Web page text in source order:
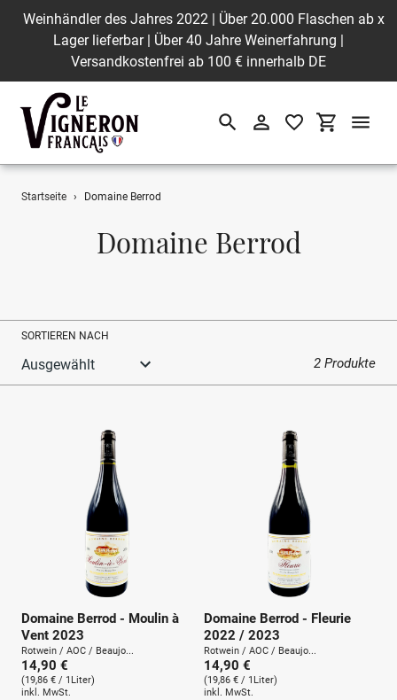
Direkt
Weinhändler des Jahres 2022 | Über 20.000 Flaschen ab
Lager lieferbar | Über 40 Jahre Weinerfahrung |
Versandkostenfrei ab 100 € innerhalb DE
x
SuchenEinloggen
Startseite › Domaine Berrod
S
m
n
g
:
Domaine Berrod
SORTIEREN NACH
2 Produkte
Domaine Berrod - Moulin à
Vent 2023
Rotwein / AOC / Beaujo...
14,90 €
(19,86 € / 1Liter)
inkl. MwSt.
Domaine Berrod - Fleurie
2022 / 2023
Rotwein / AOC / Beaujo...
14,90 €
(19,86 € / 1Liter)
inkl. MwSt.